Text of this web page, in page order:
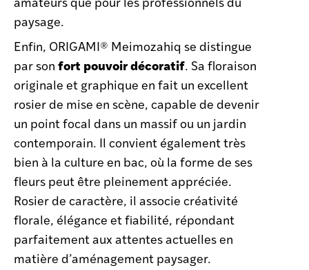
paysage.
Enfin, ORIGAMI® Meimozahiq se distingue
par son fort pouvoir décoratif. Sa floraison
originale et graphique en fait un excellent
rosier de mise en scène, capable de devenir
un point focal dans un massif ou un jardin
contemporain. Il convient également très
bien à la culture en bac, où la forme de ses
fleurs peut être pleinement appréciée.
Rosier de caractère, il associe créativité
florale, élégance et fiabilité, répondant
parfaitement aux attentes actuelles en
matière d’aménagement paysager.